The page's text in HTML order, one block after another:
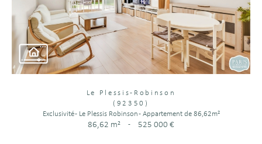
Le Plessis-Robinson
(92350)
Exclusivité - Le Plessis Robinson - Appartement de 86,62m²
86,62 m² - 525 000 €